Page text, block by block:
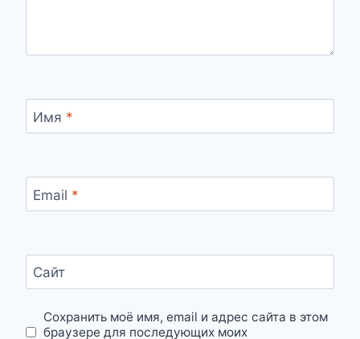
Имя *
Email *
Сайт
Сохранить моё имя, email и адрес сайта в этом
браузере для последующих моих